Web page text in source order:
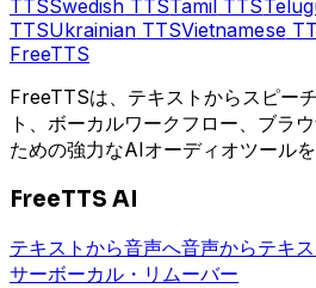
TTSSwedish TTSTamil TTS
TTSUkrainian TTSVietnamese
FreeTTS
FreeTTSは、テキストからスピー
ト、ボーカルワークフロー、ブラ
ための強力なAIオーディオツールを
FreeTTS AI
テキストから音声へ音声からテキ
サーボーカル・リムーバー